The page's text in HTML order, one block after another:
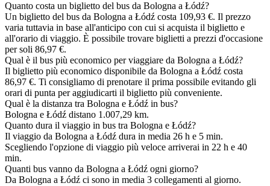
Quanto costa un biglietto del bus da Bologna a Łódź?
Un biglietto del bus da Bologna a Łódź costa 109,93 €. Il prezzo
varia tuttavia in base all'anticipo con cui si acquista il biglietto e
all'orario di viaggio. È possibile trovare biglietti a prezzi d'occasione
per soli 86,97 €.
Qual è il bus più economico per viaggiare da Bologna a Łódź?
Il biglietto più economico disponibile da Bologna a Łódź costa
86,97 €. Ti consigliamo di prenotare il prima possibile evitando gli
orari di punta per aggiudicarti il biglietto più conveniente.
Qual è la distanza tra Bologna e Łódź in bus?
Bologna e Łódź distano 1.007,29 km.
Quanto dura il viaggio in bus tra Bologna e Łódź?
Il viaggio da Bologna a Łódź dura in media 26 h e 5 min.
Scegliendo l'opzione di viaggio più veloce arriverai in 22 h e 40
min.
Quanti bus vanno da Bologna a Łódź ogni giorno?
Da Bologna a Łódź ci sono in media 3 collegamenti al giorno.